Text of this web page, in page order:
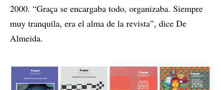
2000. “Graça se encargaba todo, organizaba. Siempre
muy tranquila, era el alma de la revista”, dice De
Almeida.